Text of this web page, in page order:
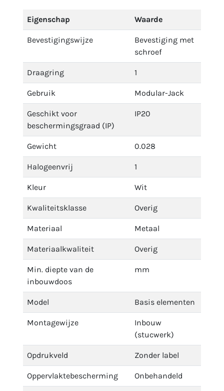
Eigenschap Waarde
Bevestigingswijze
Bevestiging met
schroef
Draagring 1
Gebruik Modular-Jack
Geschikt voor
beschermingsgraad (IP)
IP20
Gewicht 0.028
Halogeenvrij 1
Kleur Wit
Kwaliteitsklasse Overig
Materiaal Metaal
Materiaalkwaliteit Overig
Min. diepte van de
inbouwdoos
mm
Model Basis elementen
Montagewijze
Inbouw
(stucwerk)
Opdrukveld Zonder label
Oppervlaktebescherming Onbehandeld